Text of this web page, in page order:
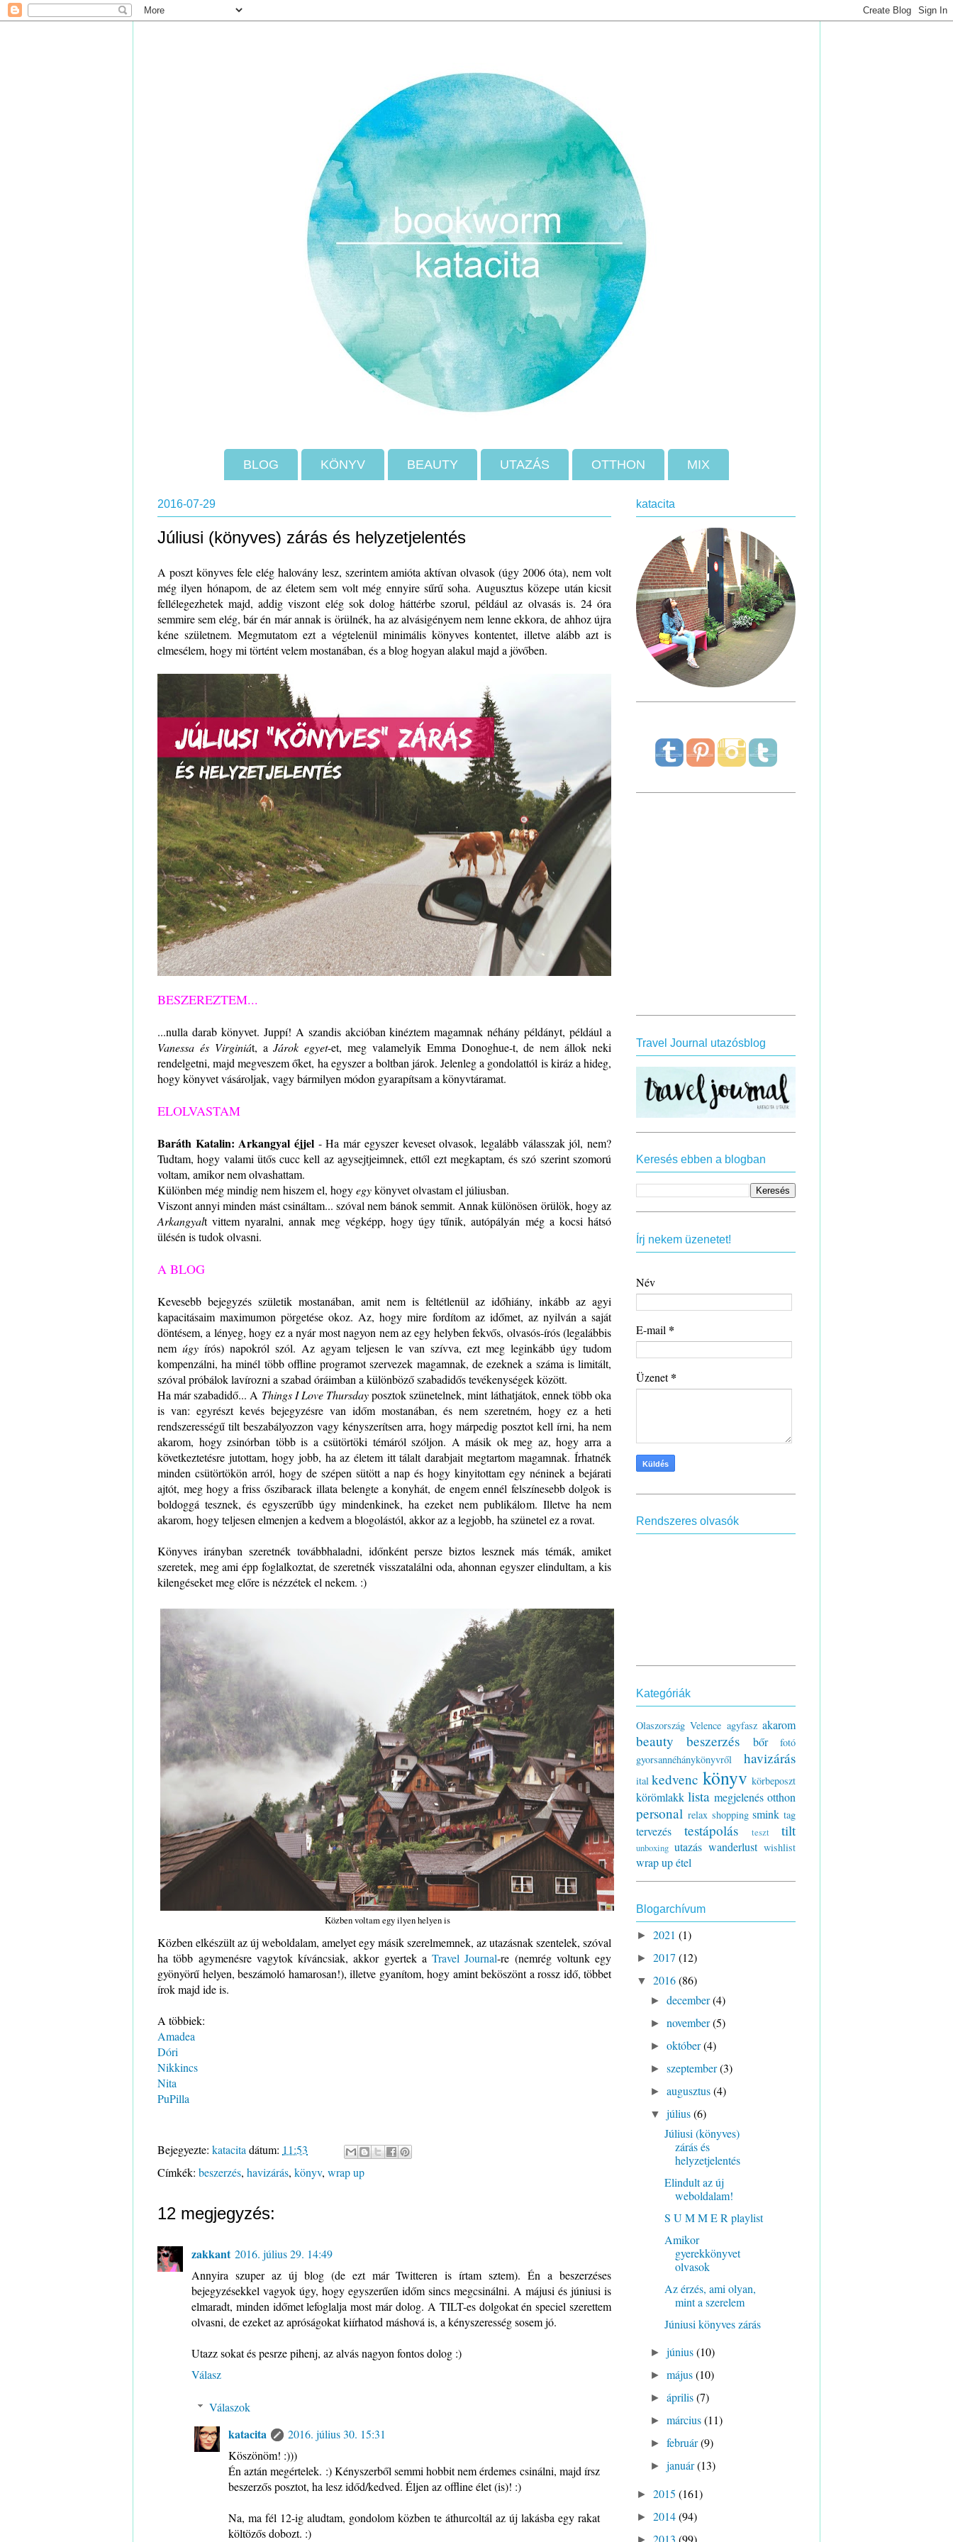
BLOG KÖNYV BEAUTY UTAZÁS OTTHON MIX
2016-07-29
Júliusi (könyves) zárás és helyzetjelentés
A poszt könyves fele elég halovány lesz, szerintem amióta aktívan olvasok (úgy 2006 óta), nem volt
még ilyen hónapom, de az életem sem volt még ennyire sűrű soha. Augusztus közepe után kicsit
fellélegezhetek majd, addig viszont elég sok dolog háttérbe szorul, például az olvasás is. 24 óra
semmire sem elég, bár én már annak is örülnék, ha az alvásigényem nem lenne ekkora, de ahhoz újra
kéne születnem. Megmutatom ezt a végtelenül minimális könyves kontentet, illetve alább azt is
elmesélem, hogy mi történt velem mostanában, és a blog hogyan alakul majd a jövőben.
BESZEREZTEM...
...nulla darab könyvet. Juppí! A szandis akcióban kinéztem magamnak néhány példányt, például a
Vanessa és Virginiát, aJárok egyet-et, meg valamelyik Emma Donoghue-t, de nem állok neki
rendelgetni, majd megveszem őket, ha egyszer a boltban járok. Jelenleg a gondolattól is kiráz a hideg,
hogy könyvet vásároljak, vagy bármilyen módon gyarapítsam a könyvtáramat.
ELOLVASTAM
Baráth Katalin: Arkangyal éjjel - Ha már egyszer keveset olvasok, legalább válasszak jól, nem?
Tudtam, hogy valami ütős cucc kell az agysejtjeimnek, ettől ezt megkaptam, és szó szerint szomorú
voltam, amikor nem olvashattam.
Különben még mindig nem hiszem el, hogyegykönyvet olvastam el júliusban.
Viszont annyi minden mást csináltam... szóval nem bánok semmit. Annak különösen örülök, hogy az
Arkangyalt vittem nyaralni, annak meg végképp, hogy úgy tűnik, autópályán még a kocsi hátsó
ülésén is tudok olvasni.
A BLOG
Kevesebb bejegyzés születik mostanában, amit nem is feltétlenül az időhiány, inkább az agyi
kapacitásaim maximumon pörgetése okoz. Az, hogy mire fordítom az időmet, az nyilván a saját
döntésem, a lényeg, hogy ez a nyár most nagyon nem az egy helyben fekvős, olvasós-írós (legalábbis
nem úgy írós) napokról szól. Az agyam teljesen le van szívva, ezt meg leginkább úgy tudom
kompenzálni, ha minél több offline programot szervezek magamnak, de ezeknek a száma is limitált,
szóval próbálok lavírozni a szabad óráimban a különböző szabadidős tevékenységek között.
Ha már szabadidő... A Things I Love Thursdayposztok szünetelnek, mint láthatjátok, ennek több oka
is van: egyrészt kevés bejegyzésre van időm mostanában, és nem szeretném, hogy ez a heti
rendszerességű tilt beszabályozzon vagy kényszerítsen arra, hogy márpedig posztot kell írni, ha nem
akarom, hogy zsinórban több is a csütörtöki témáról szóljon. A másik ok meg az, hogy arra a
következtetésre jutottam, hogy jobb, ha az életem itt tálalt darabjait megtartom magamnak. Írhatnék
minden csütörtökön arról, hogy de szépen sütött a nap és hogy kinyitottam egy néninek a bejárati
ajtót, meg hogy a friss őszibarack illata belengte a konyhát, de engem ennél felszínesebb dolgok is
boldoggá tesznek, és egyszerűbb úgy mindenkinek, ha ezeket nem publikálom. Illetve ha nem
akarom, hogy teljesen elmenjen a kedvem a blogolástól, akkor az a legjobb, ha szünetel ez a rovat.
Könyves irányban szeretnék továbbhaladni, időnként persze biztos lesznek más témák, amiket
szeretek, meg ami épp foglalkoztat, de szeretnék visszatalálni oda, ahonnan egyszer elindultam, a kis
kilengéseket meg előre is nézzétek el nekem. :)
Közben voltam egy ilyen helyen is
Közben elkészült az új weboldalam, amelyet egy másik szerelmemnek, az utazásnak szentelek, szóval
ha több agymenésre vagytok kíváncsiak, akkor gyertek a Travel Journal-re (nemrég voltunk egy
gyönyörű helyen, beszámoló hamarosan!), illetve gyanítom, hogy amint beköszönt a rossz idő, többet
írok majd ide is.
A többiek:
Amadea
Dóri
Nikkincs
Nita
PuPilla
Bejegyezte: katacita dátum: 11:53
Címkék: beszerzés, havizárás, könyv, wrap up
12 megjegyzés:
zakkant 2016. július 29. 14:49
Annyira szuper az új blog (de ezt már Twitteren is írtam sztem). Én a beszerzéses
bejegyzésekkel vagyok úgy, hogy egyszerűen időm sincs megcsinálni. A májusi és júniusi is
elmaradt, minden időmet lefoglalja most már dolog. A TILT-es dolgokat én speciel szerettem
olvasni, de ezeket az apróságokat kiírhatod máshová is, a kényszeresség sosem jó.
Utazz sokat és pesrze pihenj, az alvás nagyon fontos dolog :)
Válasz
Válaszok
katacita
2016. július 30. 15:31
Köszönöm! :)))
Én aztán megértelek. :) Kényszerből semmi hobbit nem érdemes csinálni, majd írsz
beszerzős posztot, ha lesz időd/kedved. Éljen az offline élet (is)! :)
Na, ma fél 12-ig aludtam, gondolom közben te áthurcoltál az új lakásba egy rakat
költözős dobozt. :)
katacita
Travel Journal utazósblog
Keresés ebben a blogban
Írj nekem üzenetet!
Név
E-mail *
Üzenet*
Rendszeres olvasók
Kategóriák
Olaszország Velence agyfasz akarom
beauty beszerzés bőr
fotó
gyorsannéhánykönyvről
havizárás
ital kedvenc könyv körbeposzt
körömlakk lista megjelenés otthon
personal relax shopping smink tag
tervezés testápolás teszt tilt
unboxing utazás wanderlust wishlist
wrap upétel
Blogarchívum
► 2021 (1)
► 2017 (12)
▼ 2016(86)
►december(4)
►november(5)
►október(4)
►szeptember(3)
►augusztus(4)
▼július(6)
Júliusi (könyves)
zárás és
helyzetjelentés
Elindult az új
weboldalam!
S U M M E R playlist
Amikor
gyerekkönyvet
olvasok
Az érzés, ami olyan,
mint a szerelem
Júniusi könyves zárás
►június(10)
►május(10)
►április(7)
►március(11)
►február(9)
►január(13)
► 2015 (161)
► 2014(94)
► 2013 (99)